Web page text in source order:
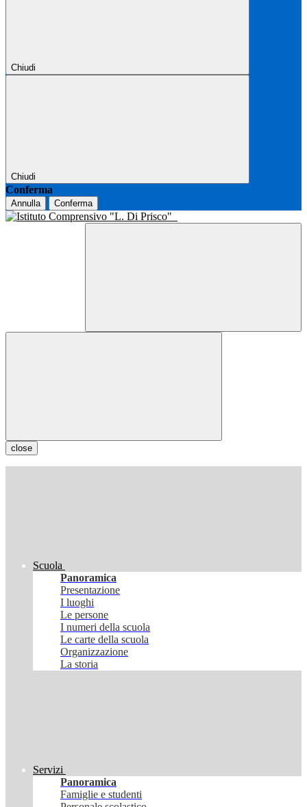
Chiudi
Chiudi
Conferma
Annulla Conferma
close
Scuola
Panoramica
Presentazione
I luoghi
Le persone
I numeri della scuola
Le carte della scuola
Organizzazione
La storia
Servizi
Panoramica
Famiglie e studenti